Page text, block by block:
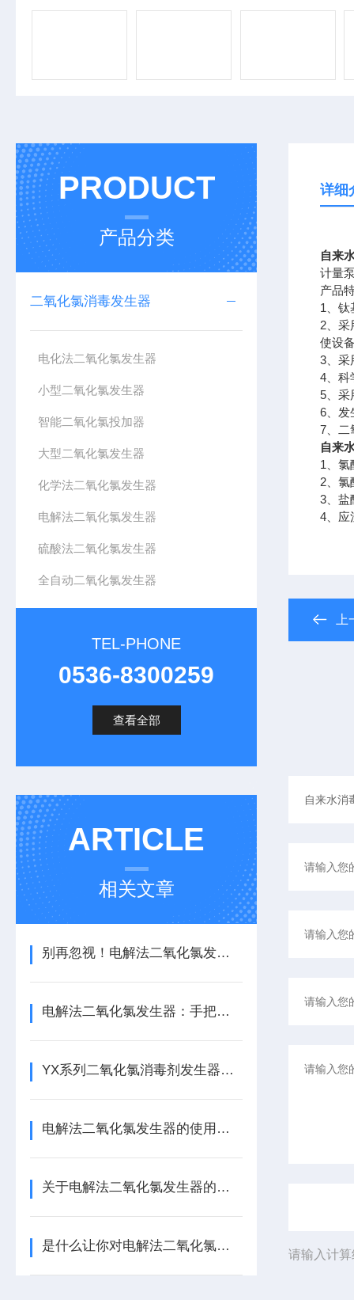
PRODUCT
产品分类
二氧化氯消毒发生器
电化法二氧化氯发生器
小型二氧化氯发生器
智能二氧化氯投加器
大型二氧化氯发生器
化学法二氧化氯发生器
电解法二氧化氯发生器
硫酸法二氧化氯发生器
全自动二氧化氯发生器
TEL-PHONE
0536-8300259
查看全部
ARTICLE
相关文章
别再忽视！电解法二氧化氯发生器的这些关键功能，藏着消毒效率密码
电解法二氧化氯发生器：手把手拆解操作全流程，小白也能轻松拿捏！
YX系列二氧化氯消毒剂发生器介绍
电解法二氧化氯发生器的使用，少不了日常的维护保养
关于电解法二氧化氯发生器的以下几点你可都记住了？
是什么让你对电解法二氧化氯发生器如此看好的
详细
自来
计量
产品
1 、
2 、
使设
3 、
4 、
5 、
6 、
7 、
自来
1、 氯
2、 氯
3、 盐
4、 应
请输入计